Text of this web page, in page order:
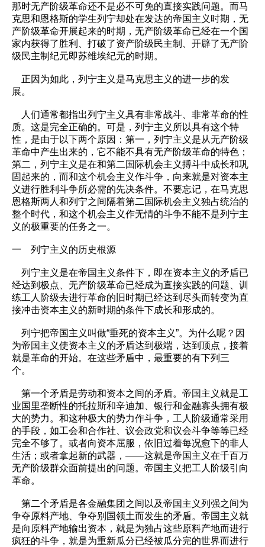
那时无产阶级革命还不是必不可免的直接实践问题。而马
克思和恩格斯的学生列宁却处在发达的帝国主义时期，无
产阶级革命开展起来的时期，无产阶级革命已经在一个国
家内获得了胜利、打破了资产阶级民主制、开辟了无产阶
级民主制纪元即苏维埃纪元的时期。
正因为如此，列宁主义是马克思主义的进一步的发
展。
人们通常都指出列宁主义具有非常战斗、非常革命的性
质。这是完全正确的。可是，列宁主义所以具有这个特
性，是由于以下两个原因：第一，列宁主义是从无产阶级
革命中产生出来的，它不能不具有无产阶级革命的特色；
第二，列宁主义是在和第二国际机会主义搏斗中成长和巩
固起来的，而和这个机会主义作斗争，向来就是对资本主
义进行胜利斗争所必需的先决条件。不要忘记，在马克思
恩格斯两人和列宁之间隔着第二国际机会主义独占统治的
整个时代，和这个机会主义作无情的斗争不能不是列宁主
义的极重要的任务之一。
一 列宁主义的历史根源
列宁主义是在帝国主义条件下，即在资本主义的矛盾已
经达到极点、无产阶级革命已经成为直接实践的问题、训
练工人阶级去进行革命的旧时期已经达到尽头而转变为直
接冲击资本主义的新时期的条件下成长和形成的。
列宁把帝国主义叫做“垂死的资本主义”。为什么呢？因
为帝国主义使资本主义的矛盾达到极端，达到顶点，接着
就是革命的开始。在这些矛盾中，最重要的有下列三
个。
第一个矛盾是劳动和资本之间的矛盾。帝国主义就是工
业国里垄断性的托拉斯和辛迪加、银行和金融寡头拥有极
大的势力。和这种极大的势力作斗争，工人阶级通常采用
的手段，如工会和合作社、议会政党和议会斗争等等已经
完全不够了。或者向资本屈服，依旧过着每况愈下的非人
生活；或者拿起新的武器，——这就是帝国主义在千百万
无产阶级群众面前提出的问题。帝国主义把工人阶级引向
革命。
第二个矛盾是各金融集团之间以及帝国主义列强之间为
争夺原料产地、争夺别国领土而发生的矛盾。帝国主义就
是向原料产地输出资本，就是为独占这些原料产地而进行
疯狂的斗争，就是为重新瓜分已经被瓜分完的世界而进行